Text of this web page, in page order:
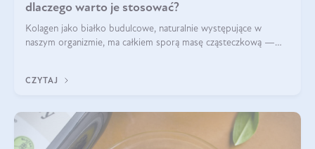
dlaczego warto je stosować?
Kolagen jako białko budulcowe, naturalnie występujące w
naszym organizmie, ma całkiem sporą masę cząsteczkową —
bardziej biodostępny
CZYTAJ